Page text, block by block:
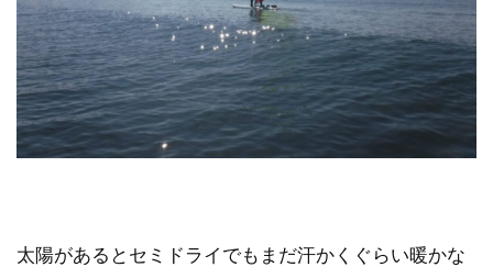
太陽があるとセミドライでもまだ汗かくぐらい暖かな